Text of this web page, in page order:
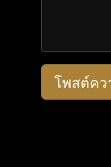
โพสต์ค